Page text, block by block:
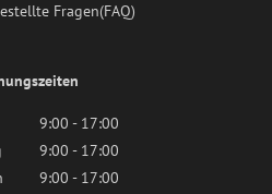
Fragen(FAQ)
9:00 - 17:00
9:00 - 17:00
9:00 - 17:00